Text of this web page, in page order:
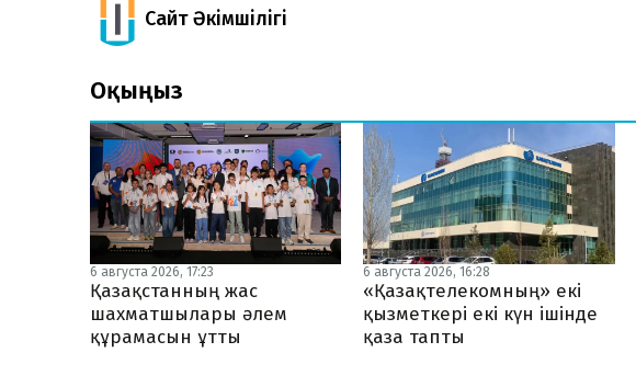
Сайт Әкімшілігі
Оқыңыз
6 августа 2026, 17:23
Қазақстанның жас
шахматшылары әлем
құрамасын ұтты
6 августа 2026, 16:28
«Қазақтелекомның» екі
қызметкері екі күн ішінде
қаза тапты